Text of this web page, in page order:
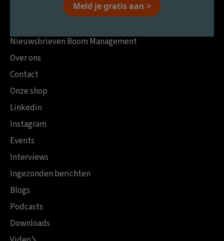
Meld je gratis aan >
Nieuwsbrieven Boom Management
Over ons
Contact
Onze shop
Linkedin
Instagram
Events
Interviews
Ingezonden berichten
Blogs
Podcasts
Downloads